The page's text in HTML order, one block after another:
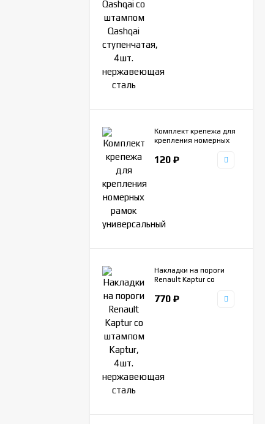
Комплект крепежа для
крепления номерных
120 ₽
Накладки на пороги
Renault Kaptur со
нержавеющая сталь
770 ₽